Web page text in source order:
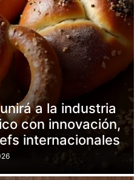
a la industria
con innovación,
internacionales